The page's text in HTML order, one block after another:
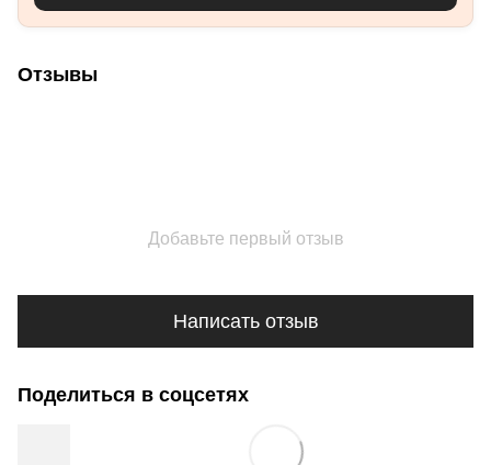
Отзывы
Добавьте первый отзыв
Написать отзыв
Поделиться в соцсетях